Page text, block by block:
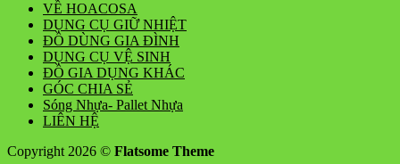
VỀ HOACOSA
DỤNG CỤ GIỮ NHIỆT
ĐỒ DÙNG GIA ĐÌNH
DỤNG CỤ VỆ SINH
ĐỒ GIA DỤNG KHÁC
GÓC CHIA SẺ
Sóng Nhựa- Pallet Nhựa
LIÊN HỆ
Copyright 2026 © Flatsome Theme